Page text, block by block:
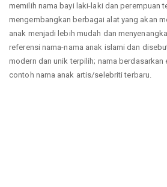
memilih nama bayi laki-laki dan perempuan
mengembangkan berbagai alat yang akan
anak menjadi lebih mudah dan
referensi nama-nama anak islami dan
modern dan unik terpilih; nama berdasarkan
contoh nama anak artis/selebriti terbaru.